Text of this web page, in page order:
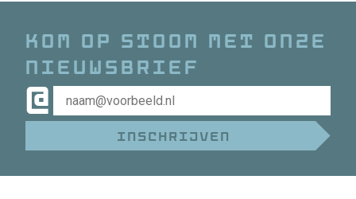
Kom op stoom met onze
nieuwsbrief
@